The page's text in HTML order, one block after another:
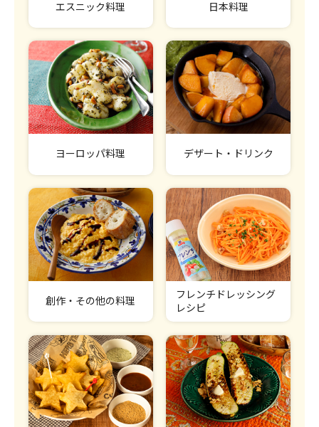
エスニック料理 日本料理
ヨーロッパ料理 デザート・ドリンク
創作・その他の料理
フレンチドレッシング
レシピ